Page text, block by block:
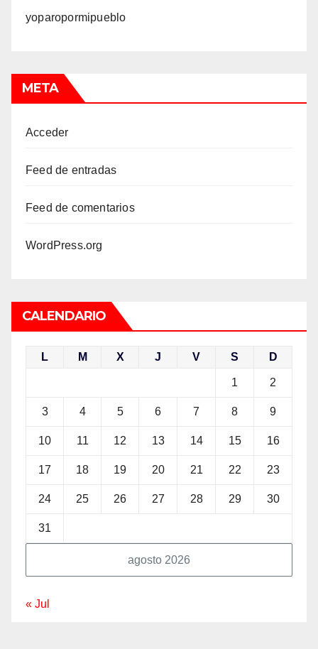
yoparopormipueblo
META
Acceder
Feed de entradas
Feed de comentarios
WordPress.org
CALENDARIO
agosto 2026
L M X J V S D
1 2
3 4 5 6 7 8 9
10 11 12 13 14 15 16
17 18 19 20 21 22 23
24 25 26 27 28 29 30
31
« Jul